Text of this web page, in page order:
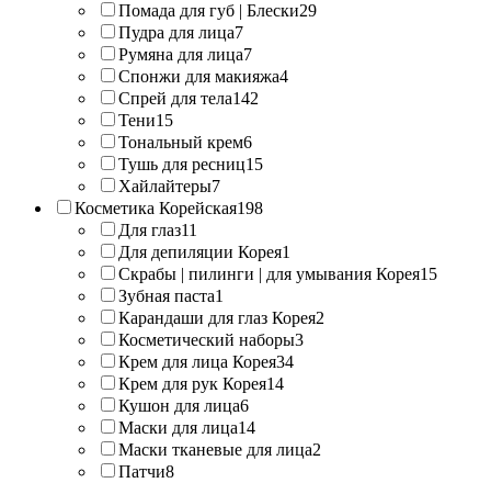
Помада для губ | Блески29
Пудра для лица7
Румяна для лица7
Спонжи для макияжа4
Спрей для тела142
Тени15
Тональный крем6
Тушь для ресниц15
Хайлайтеры7
Косметика Корейская198
Для глаз11
Для депиляции Корея1
Скрабы | пилинги | для умывания Корея15
Зубная паста1
Карандаши для глаз Корея2
Косметический наборы3
Крем для лица Корея34
Крем для рук Корея14
Кушон для лица6
Маски для лица14
Маски тканевые для лица2
Патчи8